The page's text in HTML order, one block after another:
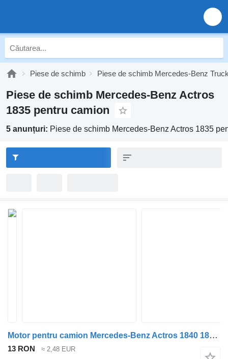
Piese de schimb Piese de schimb Mercedes-Benz
Piese de schimb Mercedes-Benz Actros
1835 pentru camion
5 anunțuri: Piese de schimb Mercedes-Benz Actros 1835
Motor pentru camion Mercedes-Benz Actros 1840 1843 1848 1835 1845 Euro 2 3
13 RON ≈ 2,48 EUR